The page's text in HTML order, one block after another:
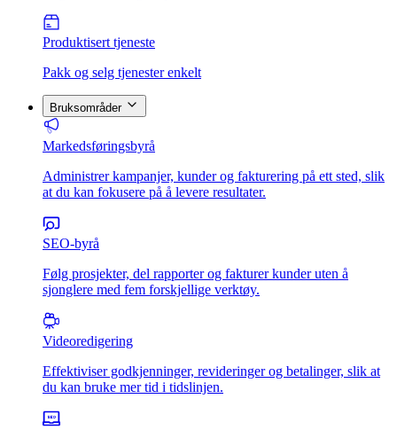
Produktisert tjeneste
Pakk og selg tjenester enkelt
Bruksområder
Markedsføringsbyrå
Administrer kampanjer, kunder og fakturering på ett sted, slik
at du kan fokusere på å levere resultater.
SEO-byrå
Følg prosjekter, del rapporter og fakturer kunder uten å
sjonglere med fem forskjellige verktøy.
Videoredigering
Effektiviser godkjenninger, revideringer og betalinger, slik at
du kan bruke mer tid i tidslinjen.